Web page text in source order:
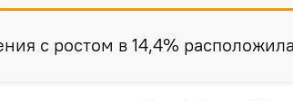
с ростом в 14,4%